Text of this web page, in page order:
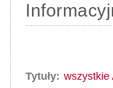
Tytuły: wszystkie